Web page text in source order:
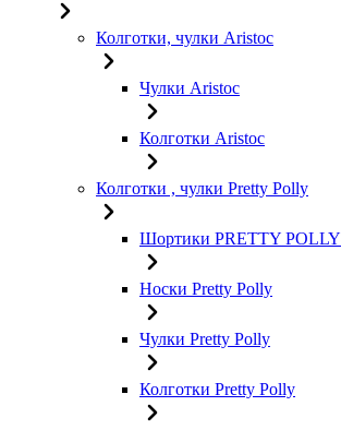
Колготки, чулки Aristoc
Чулки Aristoc
Колготки Aristoc
Колготки , чулки Pretty Polly
Шортики PRETTY POLLY
Носки Pretty Polly
Чулки Pretty Polly
Колготки Pretty Polly